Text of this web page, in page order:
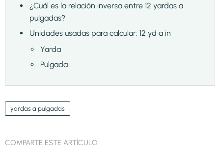
¿Cuál es la relación inversa entre 12 yardas a
pulgadas?
Unidades usadas para calcular: 12 yd a in
Yarda
Pulgada
yardas a pulgadas
COMPARTE ESTE ARTÍCULO